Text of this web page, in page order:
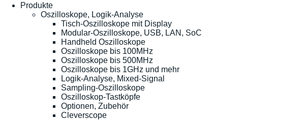
Produkte
Oszilloskope, Logik-Analyse
Tisch-Oszilloskope mit Display
Modular-Oszilloskope, USB, LAN, SoC
Handheld Oszilloskope
Oszilloskope bis 100MHz
Oszilloskope bis 500MHz
Oszilloskope bis 1GHz und mehr
Logik-Analyse, Mixed-Signal
Sampling-Oszilloskope
Oszilloskop-Tastköpfe
Optionen, Zubehör
Cleverscope